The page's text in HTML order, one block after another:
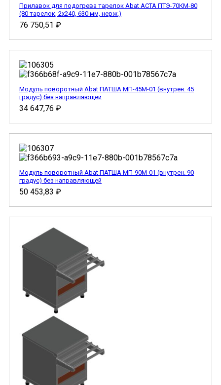
Прилавок для подогрева тарелок Abat АСТА ПТЭ-70КМ-80
(80 тарелок, 2х240, 630 мм, нерж.)
76 750,51 ₽
Модуль поворотный Abat ПАТША МП-45М-01 (внутрен. 45
градус) без направляющей
34 647,76 ₽
Модуль поворотный Abat ПАТША МП-90М-01 (внутрен. 90
градус) без направляющей
50 453,83 ₽